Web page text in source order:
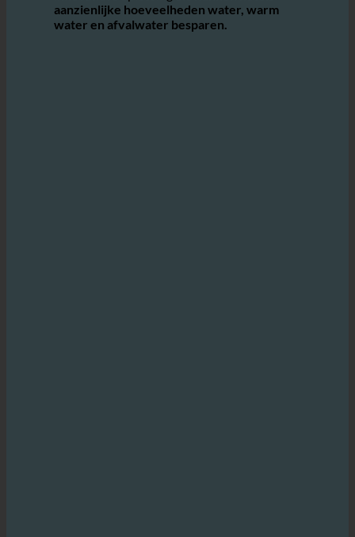
ecoturbino®-technologiebiedt een
innovatieve oplossing diekunnen hotels